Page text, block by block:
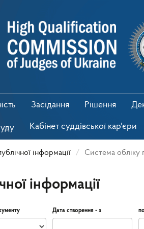
Засідання Рішення
Кабінет суддівської кар'єри
інформації Система обліку
інформації
Дата створення - з по